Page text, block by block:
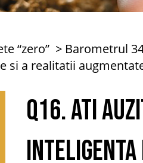
“zero” Barometrul
si a realitatii
Q16. Ati